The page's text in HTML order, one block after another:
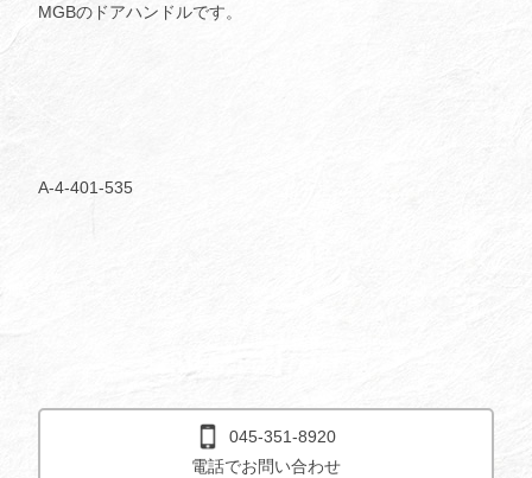
MGBのドアハンドルです。
A-4-401-535
045-351-8920
電話でお問い合わせ